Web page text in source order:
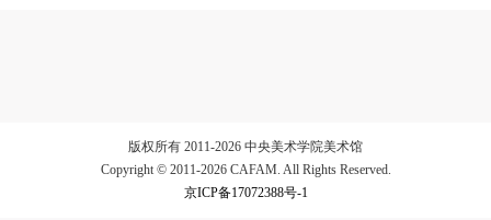
版权所有 2011-2026 中央美术学院美术馆
Copyright © 2011-2026 CAFAM. All Rights Reserved.
京ICP备17072388号-1